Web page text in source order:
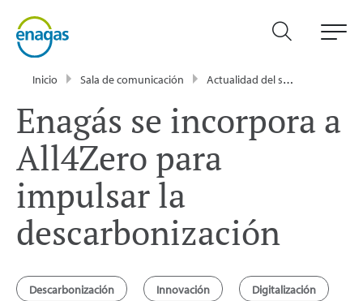
Inicio Sala de comunicación Actualidad del sector energético - Enagás
Enagás se incorpora a
All4Zero para
impulsar la
descarbonización
Descarbonización Innovación Digitalización